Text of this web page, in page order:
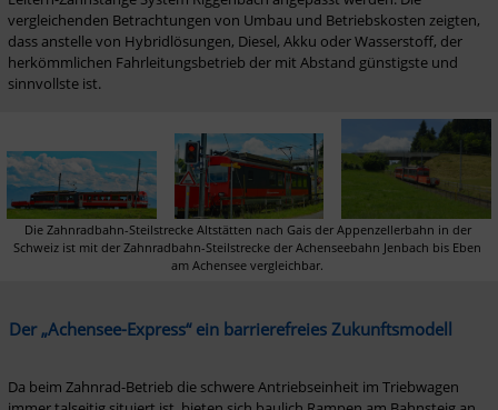
vergleichenden Betrachtungen von Umbau und Betriebskosten zeigten,
dass anstelle von Hybridlösungen, Diesel, Akku oder Wasserstoff, der
herkömmlichen Fahrleitungsbetrieb der mit Abstand günstigste und
sinnvollste ist.
Die Zahnradbahn-Steilstrecke Altstätten nach Gais der Appenzellerbahn in der
Schweiz ist mit der Zahnradbahn-Steilstrecke der Achenseebahn Jenbach bis Eben
am Achensee vergleichbar.
Der „Achensee-Express“ ein barrierefreies Zukunftsmodell
Da beim Zahnrad-Betrieb die schwere Antriebseinheit im Triebwagen